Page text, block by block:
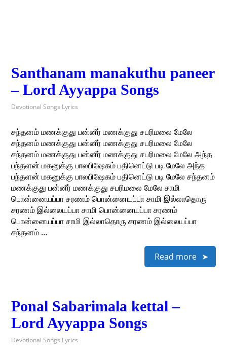
Santhanam manakuthu paneer
– Lord Ayyappa Songs
Devotional Songs Lyrics
சந்தனம் மணக்குது பன்னீர் மணக்குது சபரிமலை மேலே
சந்தனம் மணக்குது பன்னீர் மணக்குது சபரிமலை மேலே
சந்தனம் மணக்குது பன்னீர் மணக்குது சபரிமலை மேலே அந்த‌
பந்தளன் மகனுக்கு பாலபிஷேகம் பதினெட்டு படி மேலே அந்த‌
பந்தளன் மகனுக்கு பாலபிஷேகம் பதினெட்டு படி மேலே சந்தனம்
மணக்குது பன்னீர் மணக்குது சபரிமலை மேலே சாமி
பொன்னையப்பா சரணம் பொன்னையப்பா சாமி இல்லாதொரு
சரணம் இல்லையப்பா சாமி பொன்னையப்பா சரணம்
பொன்னையப்பா சாமி இல்லாதொரு சரணம் இல்லையப்பா
சந்தனம் …
Read more
Ponal Sabarimala kettal –
Lord Ayyappa Songs
Devotional Songs Lyrics